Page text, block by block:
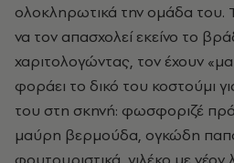
ολοκληρωτικά την ομάδα του.
να τον απασχολεί εκείνο το
χαριτολογώντας, τον έχουν
φοράει το δικό του κοστούμι
του στη σκηνή: φωσφοριζέ
μαύρη βερμούδα, ογκώδη